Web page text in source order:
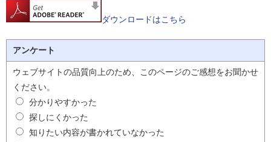
ダウンロードはこちら
アンケート
ウェブサイトの品質向上のため、このページのご感想をお聞かせ
ください。
分かりやすかった
探しにくかった
知りたい内容が書かれていなかった